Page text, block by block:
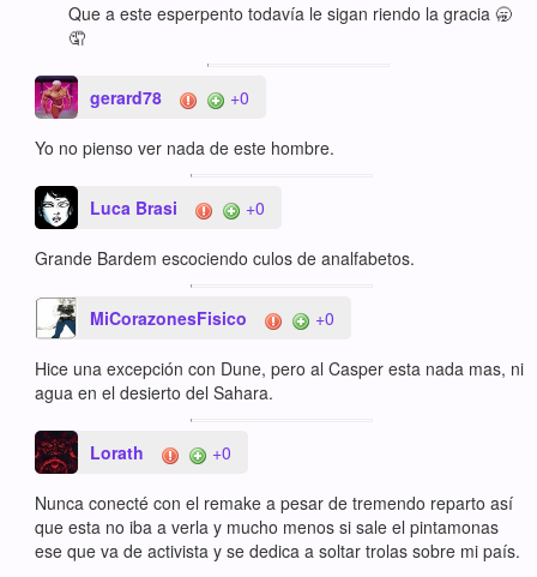
Que a este esperpento todavía le sigan riendo la gracia 🥱
🤦
gerard78 +0
Yo no pienso ver nada de este hombre.
Luca Brasi +0
Grande Bardem escociendo culos de analfabetos.
MiCorazonesFisico +0
Hice una excepción con Dune, pero al Casper esta nada mas, ni
agua en el desierto del Sahara.
Lorath +0
Nunca conecté con el remake a pesar de tremendo reparto así
que esta no iba a verla y mucho menos si sale el pintamonas
ese que va de activista y se dedica a soltar trolas sobre mi país.